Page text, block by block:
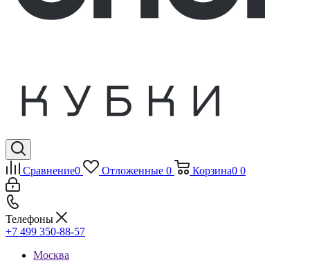
Сравнение0 Отложенные 0 Корзина0 0
Телефоны
+7 499 350-88-57
Москва